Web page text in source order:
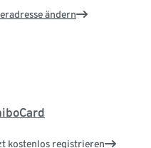
ändern
kostenlos registrieren